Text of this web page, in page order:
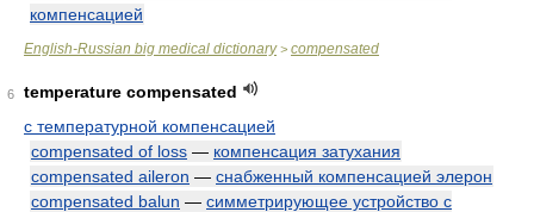
компенсацией
English-Russian big medical dictionary> compensated
6
temperature compensated
с температурной компенсацией
compensated of loss — компенсация затухания
compensated aileron — снабженный компенсацией элерон
compensated balun — симметрирующее устройство с